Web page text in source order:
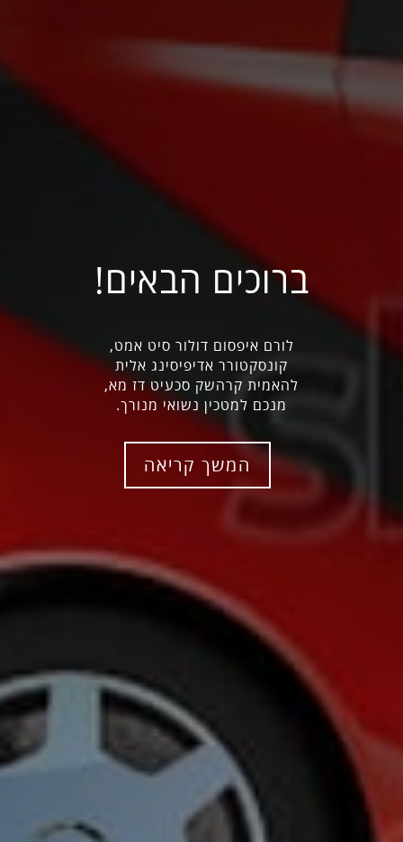
ברוכים הבאים!
לורם איפסום דולור סיט אמט,
קונסקטורר אדיפיסינג אלית
להאמית קרהשק סכעיט דז מא,
מנכם למטכין נשואי מנורך.
המשך קריאה